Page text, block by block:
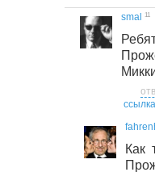
smal 11
ссылка
Как